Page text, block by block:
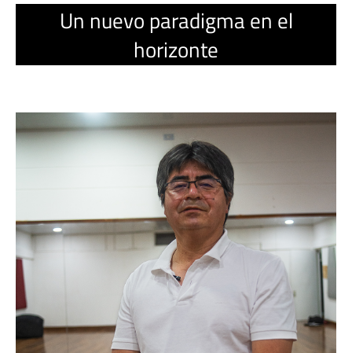
Un nuevo paradigma en el
horizonte